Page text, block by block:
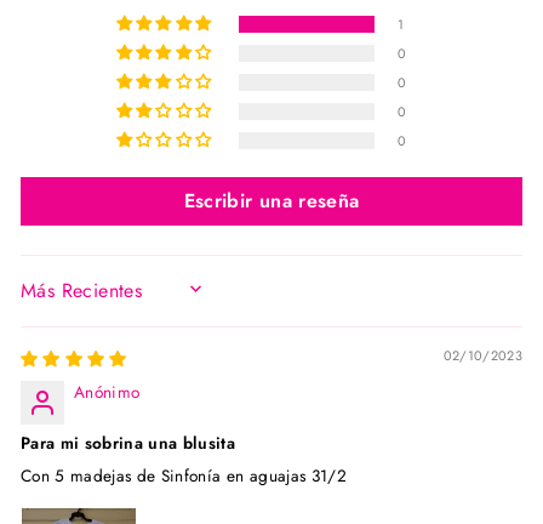
1
0
0
0
0
Escribir una reseña
SORT BY
02/10/2023
Anónimo
Para mi sobrina una blusita
Con 5 madejas de Sinfonía en aguajas 31/2